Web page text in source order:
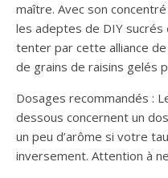
maître. Avec son
les adeptes de DIY
tenter par cette alliance
de grains de raisins gelés
Dosages recommandés :
dessous concernent un
un peu d’arôme si votre
inversement. Attention à